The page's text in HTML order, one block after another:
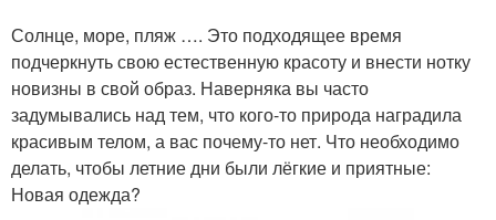
Солнце, море, пляж …. Это подходящее время
подчеркнуть свою естественную красоту и внести нотку
новизны в свой образ. Наверняка вы часто
задумывались над тем, что кого-то природа наградила
красивым телом, а вас почему-то нет. Что необходимо
делать, чтобы летние дни были лёгкие и приятные:
Новая одежда?